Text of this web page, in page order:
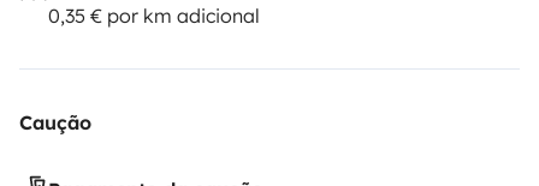
0,35 € por km adicional
Caução